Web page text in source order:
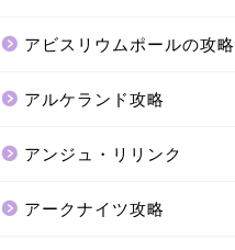
アビスリウムポールの攻略
アルケランド攻略
アンジュ・リリンク
アークナイツ攻略